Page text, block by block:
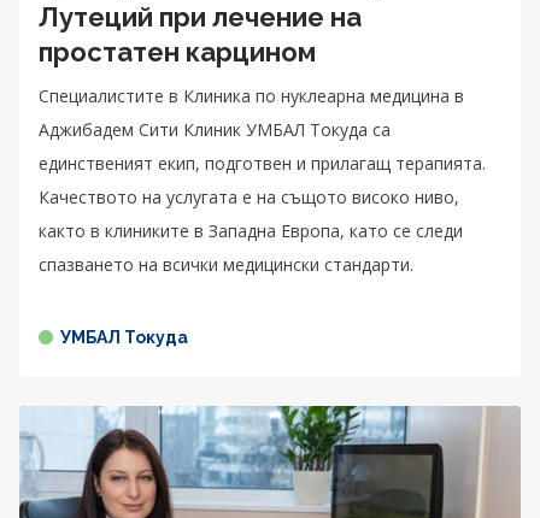
Лутеций при лечение на
простатен карцином
Специалистите в Клиника по нуклеарна медицина в
Аджибадем Сити Клиник УМБАЛ Токуда са
единственият екип, подготвен и прилагащ терапията.
Качеството на услугата е на същото високо ниво,
както в клиниките в Западна Европа, като се следи
спазването на всички медицински стандарти.
УМБАЛ Токуда